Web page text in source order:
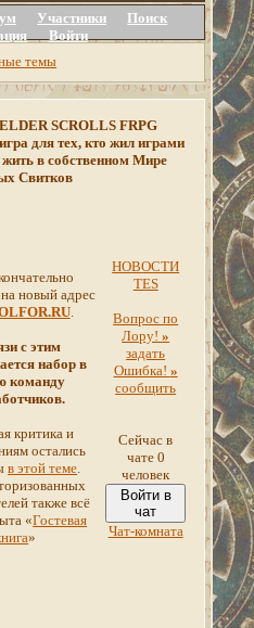
Участники
Поиск
Войти
темы
SCROLLS FRPG
для тех, кто жил играми
жить в собственном Мире
Свитков
новый адрес
.
с этим
набор в
команду
критика и
остались
в этой теме.
также всё
«Гостевая
»
НОВОСТИ
TES
Вопрос по
Лору!»
задать
Ошибка! »
сообщить
Сейчас в
чате 0
человек
Войти в
чат
Чат-комната